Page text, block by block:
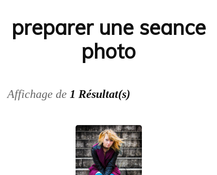
preparer une seance
photo
Affichage de 1 Résultat(s)